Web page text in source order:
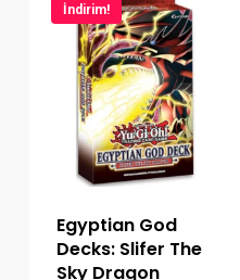
İndirim!
Egyptian God
Decks: Slifer The
Sky Dragon